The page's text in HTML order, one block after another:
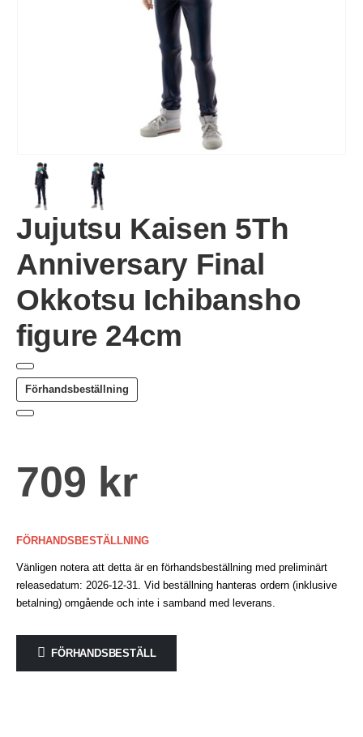
Jujutsu Kaisen 5Th
Anniversary Final
Okkotsu Ichibansho
figure 24cm
Förhandsbeställning
709 kr
FÖRHANDSBESTÄLLNING
Vänligen notera att detta är en förhandsbeställning med preliminärt
releasedatum: 2026-12-31. Vid beställning hanteras ordern (inklusive
betalning) omgående och inte i samband med leverans.
FÖRHANDSBESTÄLL